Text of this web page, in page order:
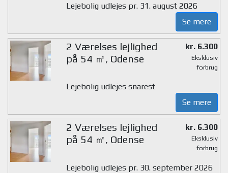
Lejebolig udlejes pr. 31. august 2026
Se mere
2 Værelses lejlighed
på 54 ㎡, Odense
kr. 6.300
Eksklusiv
forbrug
Lejebolig udlejes snarest
Se mere
2 Værelses lejlighed
på 54 ㎡, Odense
kr. 6.300
Eksklusiv
forbrug
Lejebolig udlejes pr. 30. september 2026